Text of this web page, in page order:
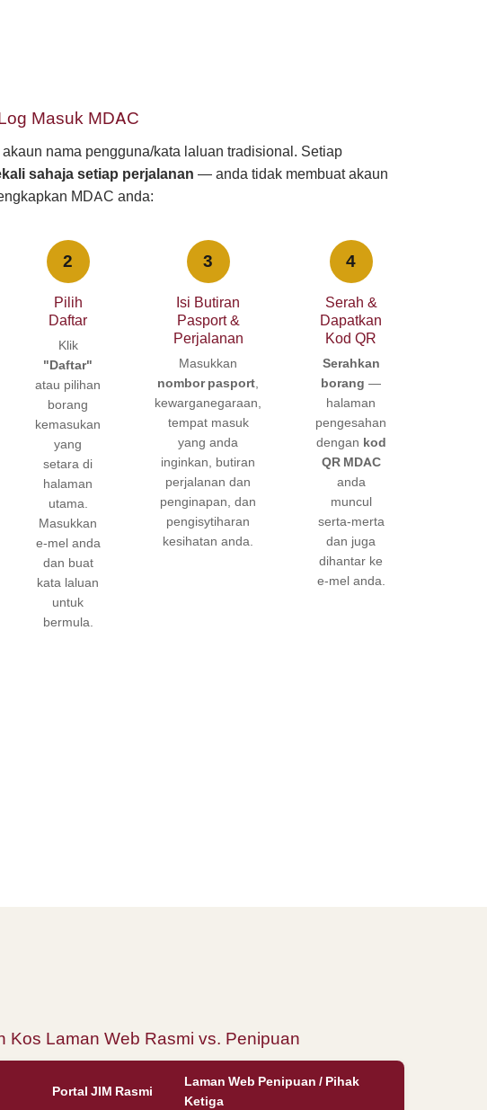
Masuk MDAC
nama pengguna/kata laluan tradisional. Setiap
sahaja setiap perjalanan — anda tidak membuat akaun
MDAC anda:
2
Pilih
Daftar
Klik
"Daftar"
atau pilihan
borang
kemasukan
yang
setara di
halaman
utama.
Masukkan
e-mel anda
dan buat
kata laluan
untuk
bermula.
3
Isi Butiran
Pasport &
Perjalanan
Masukkan
nombor pasport,
kewarganegaraan,
tempat masuk
yang anda
inginkan, butiran
perjalanan dan
penginapan, dan
pengisytiharan
kesihatan anda.
4
Serah &
Dapatkan
Kod QR
Serahkan
borang —
halaman
pengesahan
dengan kod
QR MDAC
anda
muncul
serta-merta
dan juga
dihantar ke
e-mel anda.
Kos Laman Web Rasmi vs. Penipuan
Portal JIM Rasmi
Laman Web Penipuan / Pihak
Ketiga